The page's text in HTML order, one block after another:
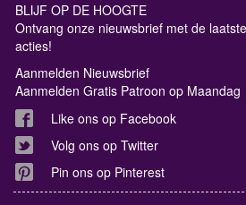
BLIJF OP DE HOOGTE
Ontvang onze nieuwsbrief met de
acties!
Aanmelden Nieuwsbrief
Aanmelden Gratis Patroon op Maandag
Like ons op Facebook
Volg ons op Twitter
Pin ons op Pinterest